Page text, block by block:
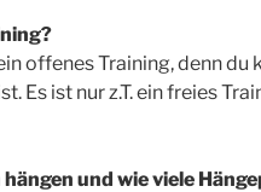
offenes Training, denn
Es ist nur z.T. ein freies
und wie viele